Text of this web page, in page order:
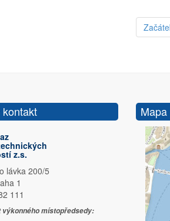
z.s.
lávka 200/5
1
111
místopředsedy:
Mapa